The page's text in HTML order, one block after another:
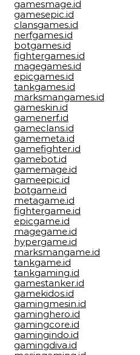
gamesmage.id
gamesepic.id
clansgames.id
nerfgames.id
botgames.id
fightergames.id
magegames.id
epicgames.id
tankgames.id
marksmangames.id
gameskin.id
gamenerf.id
gameclans.id
gamemeta.id
gamefighter.id
gamebot.id
gamemage.id
gameepic.id
botgame.id
metagame.id
fightergame.id
epicgame.id
magegame.id
hypergame.id
marksmangame.id
tankgame.id
tankgaming.id
gamestanker.id
gamekidos.id
gamingmesin.id
gaminghero.id
gamingcore.id
gamingindo.id
gamingdiva.id